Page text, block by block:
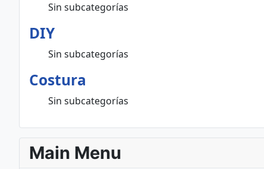
Sin subcategorías
DIY
Sin subcategorías
Costura
Sin subcategorías
Main Menu